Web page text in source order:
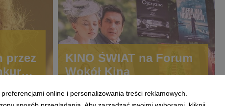
przez
KINO ŚWIAT na Forum
Wokół Kina
online i personalizowania treści reklamowych.